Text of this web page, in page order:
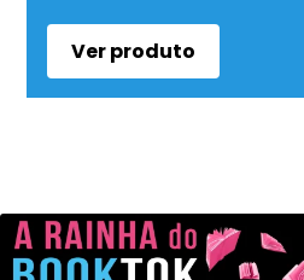
Ver produto